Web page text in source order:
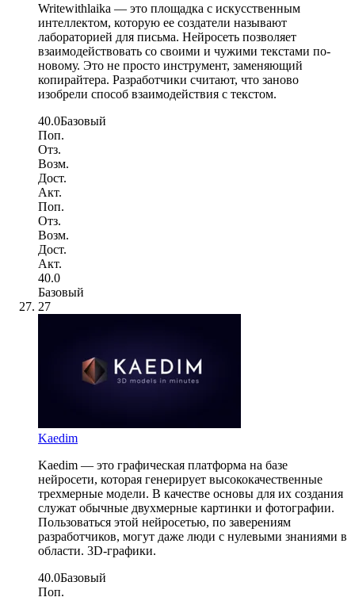
Writewithlaika — это площадка с искусственным
интеллектом, которую ее создатели называют
лабораторией для письма. Нейросеть позволяет
взаимодействовать со своими и чужими текстами по-
новому. Это не просто инструмент, заменяющий
копирайтера. Разработчики считают, что заново
изобрели способ взаимодействия с текстом.
40.0Базовый
Поп.
Отз.
Возм.
Дост.
Акт.
Поп.
Отз.
Возм.
Дост.
Акт.
40.0
Базовый
27
Kaedim
Kaedim — это графическая платформа на базе
нейросети, которая генерирует высококачественные
трехмерные модели. В качестве основы для их создания
служат обычные двухмерные картинки и фотографии.
Пользоваться этой нейросетью, по заверениям
разработчиков, могут даже люди с нулевыми знаниями в
области. 3D-графики.
40.0Базовый
Поп.